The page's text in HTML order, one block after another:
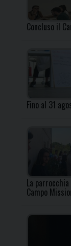
Concluso il
Fino al 31
La
Campo